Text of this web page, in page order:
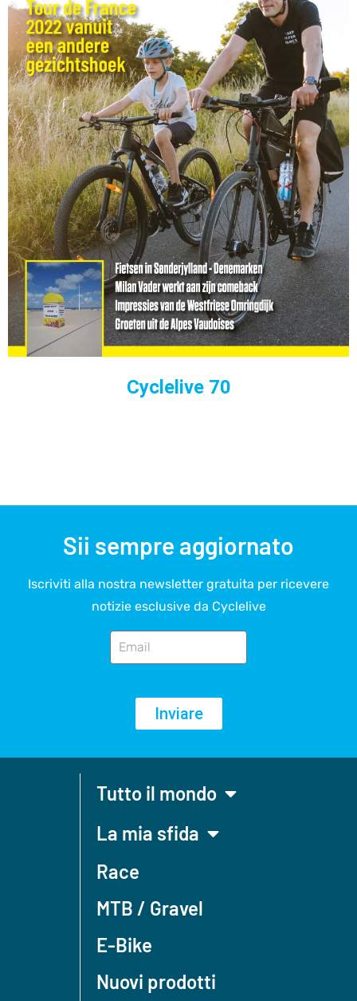
Cyclelive 70
Sii sempre aggiornato
Iscriviti alla nostra newsletter gratuita per ricevere
notizie esclusive da Cyclelive
Inviare
Tutto il mondo
La mia sfida
Race
MTB / Gravel
E-Bike
Nuovi prodotti